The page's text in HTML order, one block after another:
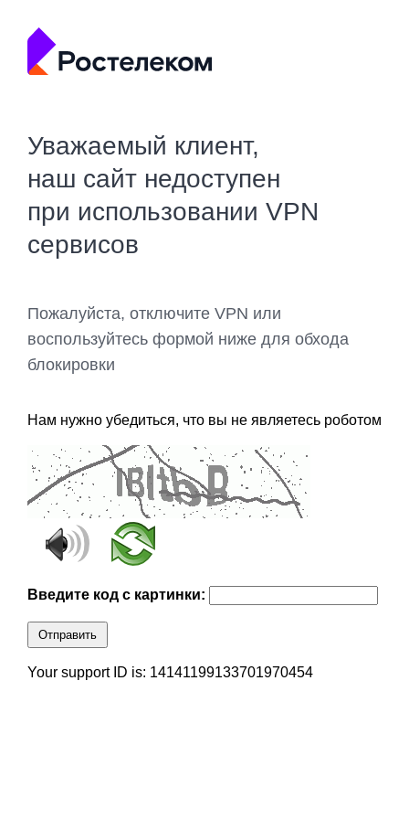
Уважаемый клиент,
наш сайт недоступен
при использовании VPN
сервисов
Пожалуйста, отключите VPN или
воспользуйтесь формой ниже для обхода
блокировки
Нам нужно убедиться, что вы не являетесь роботом
Введите код с картинки:
Отправить
Your support ID is: 14141199133701970454